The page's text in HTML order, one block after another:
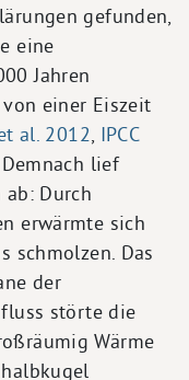
gefunden,
eine
Jahren
einer Eiszeit
al. 2012, IPCC
lief
Durch
erwärmte sich
schmolzen. Das
der
störte die
Wärme